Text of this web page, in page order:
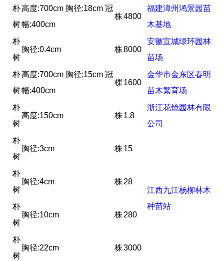
朴
树
高度:700cm 胸径:18cm 冠
幅:400cm
株4800
福建漳州鸿景园苗
木基地
朴
树
胸径:0.4cm 株8000
安徽宣城绿环园林
苗场
朴
树
高度:700cm 胸径:15cm 冠
幅:400cm
棵1600
金华市金东区春明
苗木繁育场
朴
树
高度:150cm 株1.8
浙江花镜园林有限
公司
朴
树
胸径:3cm 株15
江西九江杨柳林木
种苗站
朴
树
胸径:4cm 株28
朴
树
胸径:10cm 株280
朴
树
胸径:22cm 株3000